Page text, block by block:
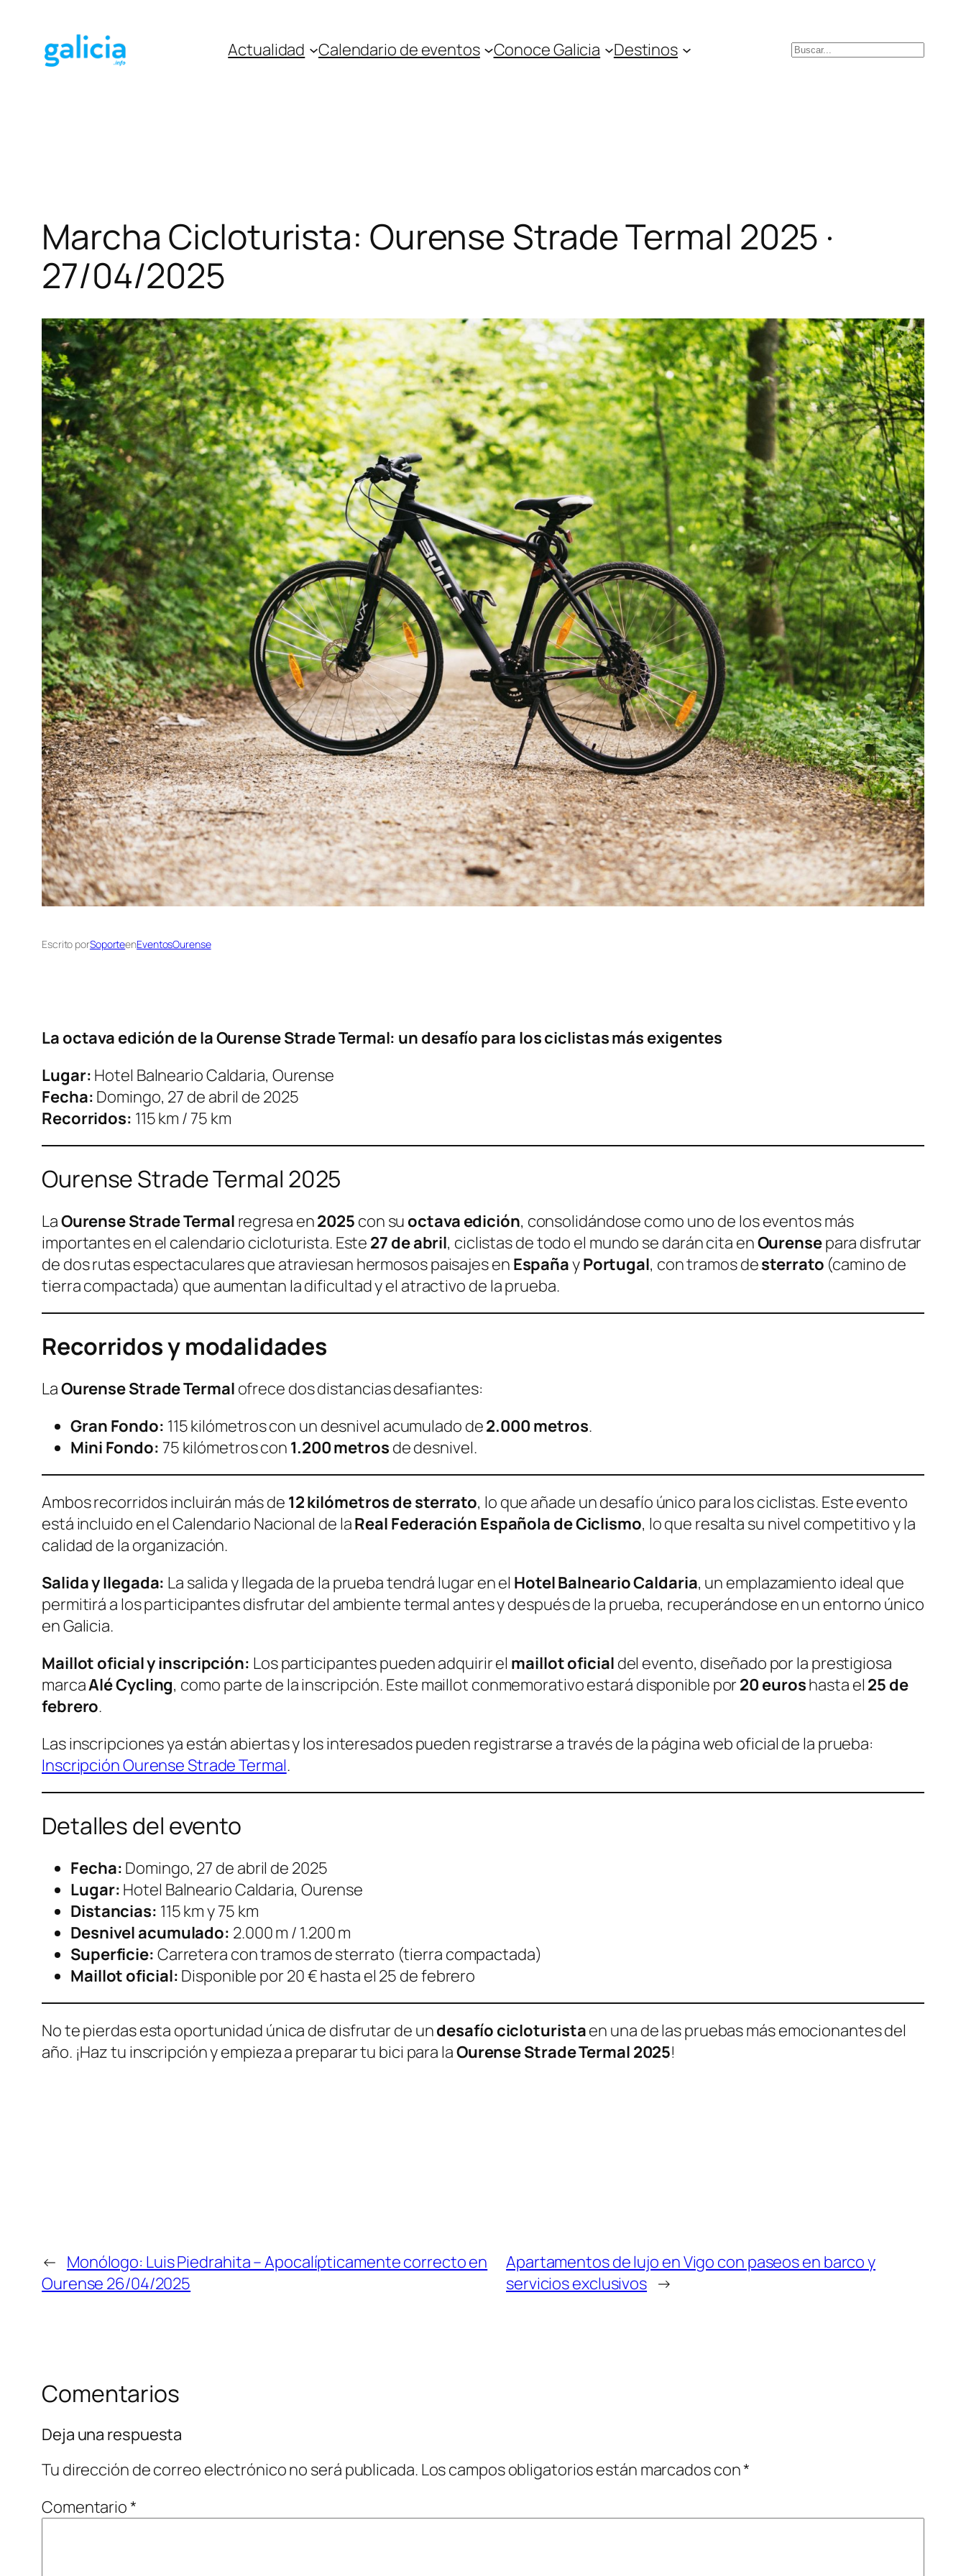
contenido
Actualidad Calendario de eventos Conoce Galicia Destinos Buscar
Marcha Cicloturista: Ourense Strade Termal 2025 ·
27/04/2025
Escrito porSoporteenEventosOurense
La octava edición de la Ourense Strade Termal: un desafío para los ciclistas más exigentes
Lugar: Hotel Balneario Caldaria, Ourense
Fecha: Domingo, 27 de abril de 2025
Recorridos: 115 km / 75 km
Ourense Strade Termal 2025
LaOurense Strade Termal regresa en2025 con su octava edición, consolidándose como uno de los eventos más
importantes en el calendario cicloturista. Este 27 de abril, ciclistas de todo el mundo se darán cita enOurensepara disfrutar
de dos rutas espectaculares que atraviesan hermosos paisajes en EspañayPortugal, con tramos desterrato (camino de
tierra compactada) que aumentan la dificultad y el atractivo de la prueba.
Recorridos y modalidades
LaOurense Strade Termal ofrece dos distancias desafiantes:
Gran Fondo: 115 kilómetros con un desnivel acumulado de2.000 metros.
Mini Fondo: 75 kilómetros con 1.200 metros de desnivel.
Ambos recorridos incluirán más de 12 kilómetros de sterrato, lo que añade un desafío único para los ciclistas. Este evento
está incluido en el Calendario Nacional de laReal Federación Española de Ciclismo, lo que resalta su nivel competitivo y la
calidad de la organización.
Salida y llegada: La salida y llegada de la prueba tendrá lugar en el Hotel Balneario Caldaria, un emplazamiento ideal que
permitirá a los participantes disfrutar del ambiente termal antes y después de la prueba, recuperándose en un entorno único
en Galicia.
Maillot oficial y inscripción: Los participantes pueden adquirir el maillot oficial del evento, diseñado por la prestigiosa
marcaAlé Cycling, como parte de la inscripción. Este maillot conmemorativo estará disponible por 20 euroshasta el 25 de
febrero.
Las inscripciones ya están abiertas y los interesados pueden registrarse a través de la página web oficial de la prueba:
Inscripción Ourense Strade Termal.
Detalles del evento
Fecha: Domingo, 27 de abril de 2025
Lugar: Hotel Balneario Caldaria, Ourense
Distancias: 115 km y 75 km
Desnivel acumulado: 2.000 m / 1.200 m
Superficie: Carretera con tramos de sterrato (tierra compactada)
Maillot oficial: Disponible por 20 € hasta el 25 de febrero
No te pierdas esta oportunidad única de disfrutar de undesafío cicloturistaen una de las pruebas más emocionantes del
año. ¡Haz tu inscripción y empieza a preparar tu bici para laOurense Strade Termal 2025!
← Monólogo: Luis Piedrahita – Apocalípticamente correcto en
Ourense 26/04/2025
Apartamentos de lujo en Vigo con paseos en barco y
servicios exclusivos →
Comentarios
Deja una respuesta
Tu dirección de correo electrónico no será publicada. Los campos obligatorios están marcados con*
Comentario*